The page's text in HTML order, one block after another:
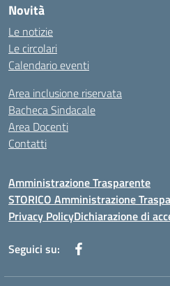
Novità
Le notizie
Le circolari
Calendario eventi
Area inclusione riservata
Bacheca Sindacale
Area Docenti
Contatti
Amministrazione Trasparente
STORICO Amministrazione
Privacy PolicyDichiarazione di
Seguici su: